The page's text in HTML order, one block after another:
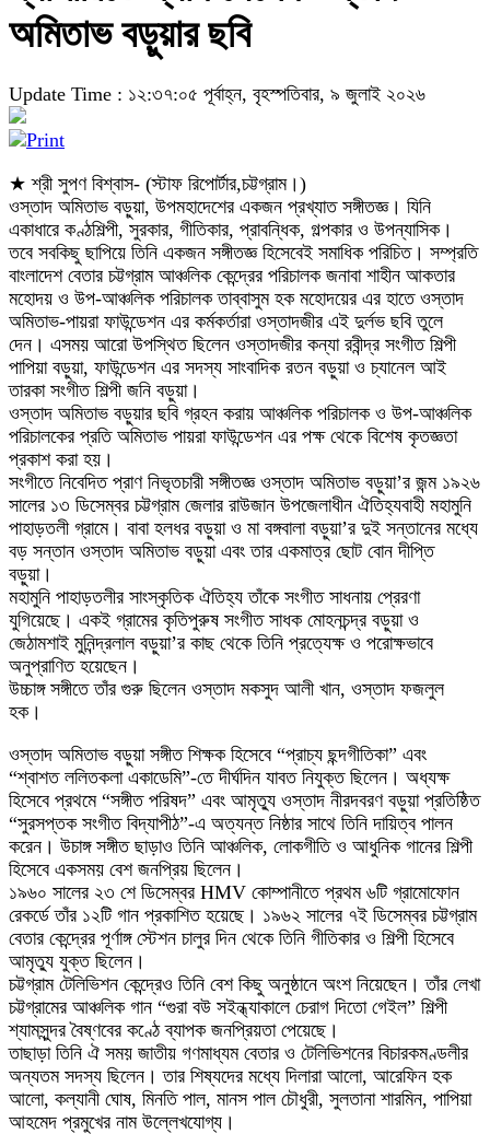
অমিতাভ বড়ুয়ার ছবি
Update Time : ১২:৩৭:০৫ পূর্বাহ্ন, বৃহস্পতিবার, ৯ জুলাই ২০২৬
★ শ্রী সুপণ বিশ্বাস- (স্টাফ রিপোর্টার,চট্টগ্রাম।)
ওস্তাদ অমিতাভ বড়ুয়া, উপমহাদেশের একজন প্রখ্যাত সঙ্গীতজ্ঞ। যিনি
একাধারে কণ্ঠশিল্পী, সুরকার, গীতিকার, প্রাবন্ধিক, গল্পকার ও উপন্যাসিক।
তবে সবকিছু ছাপিয়ে তিনি একজন সঙ্গীতজ্ঞ হিসেবেই সমাধিক পরিচিত। সম্প্রতি
বাংলাদেশ বেতার চট্টগ্রাম আঞ্চলিক কেন্দ্রের পরিচালক জনাবা শাহীন আকতার
মহোদয় ও উপ-আঞ্চলিক পরিচালক তাব্বাসুম হক মহোদয়ের এর হাতে ওস্তাদ
অমিতাভ-পায়রা ফাউন্ডেশন এর কর্মকর্তারা ওস্তাদজীর এই দুর্লভ ছবি তুলে
দেন। এসময় আরো উপস্থিত ছিলেন ওস্তাদজীর কন্যা রবীন্দ্র সংগীত শিল্পী
পাপিয়া বড়ুয়া, ফাউন্ডেশন এর সদস্য সাংবাদিক রতন বড়ুয়া ও চ্যানেল আই
তারকা সংগীত শিল্পী জনি বড়ুয়া।
ওস্তাদ অমিতাভ বড়ুয়ার ছবি গ্রহন করায় আঞ্চলিক পরিচালক ও উপ-আঞ্চলিক
পরিচালকের প্রতি অমিতাভ পায়রা ফাউন্ডেশন এর পক্ষ থেকে বিশেষ কৃতজ্ঞতা
প্রকাশ করা হয়।
সংগীতে নিবেদিত প্রাণ নিভৃতচারী সঙ্গীতজ্ঞ ওস্তাদ অমিতাভ বড়ুয়া’র জন্ম ১৯২৬
সালের ১৩ ডিসেম্বর চট্টগ্রাম জেলার রাউজান উপজেলাধীন ঐতিহ্যবাহী মহামুনি
পাহাড়তলী গ্রামে। বাবা হলধর বড়ুয়া ও মা বঙ্গবালা বড়ুয়া’র দুই সন্তানের মধ্যে
বড় সন্তান ওস্তাদ অমিতাভ বড়ুয়া এবং তার একমাত্র ছোট বোন দীপ্তি
বড়ুয়া।
মহামুনি পাহাড়তলীর সাংস্কৃতিক ঐতিহ্য তাঁকে সংগীত সাধনায় প্রেরণা
যুগিয়েছে। একই গ্রামের কৃতিপুরুষ সংগীত সাধক মোহনচন্দ্র বড়ুয়া ও
জেঠামশাই মুনিন্দ্রলাল বড়ুয়া’র কাছ থেকে তিনি প্রত্যেক্ষ ও পরোক্ষভাবে
অনুপ্রাণিত হয়েছেন।
উচ্চাঙ্গ সঙ্গীতে তাঁর গুরু ছিলেন ওস্তাদ মকসুদ আলী খান, ওস্তাদ ফজলুল
হক।
ওস্তাদ অমিতাভ বড়ুয়া সঙ্গীত শিক্ষক হিসেবে “প্রাচ্য ছন্দগীতিকা” এবং
“শ্বাশত ললিতকলা একাডেমি”-তে দীর্ঘদিন যাবত নিযুক্ত ছিলেন। অধ্যক্ষ
হিসেবে প্রথমে “সঙ্গীত পরিষদ” এবং আমৃত্যু ওস্তাদ নীরদবরণ বড়ুয়া প্রতিষ্ঠিত
“সুরসপ্তক সংগীত বিদ্যাপীঠ”-এ অত্যন্ত নিষ্ঠার সাথে তিনি দায়িত্ব পালন
করেন। উচাঙ্গ সঙ্গীত ছাড়াও তিনি আঞ্চলিক, লোকগীতি ও আধুনিক গানের শিল্পী
হিসেবে একসময় বেশ জনপ্রিয় ছিলেন।
১৯৬০ সালের ২৩ শে ডিসেম্বর HMV কোম্পানীতে প্রথম ৬টি গ্রামোফোন
রেকর্ডে তাঁর ১২টি গান প্রকাশিত হয়েছে। ১৯৬২ সালের ৭ই ডিসেম্বর চট্টগ্রাম
বেতার কেন্দ্রের পূর্ণাঙ্গ স্টেশন চালুর দিন থেকে তিনি গীতিকার ও শিল্পী হিসেবে
আমৃত্যু যুক্ত ছিলেন।
চট্টগ্রাম টেলিভিশন কেন্দ্রেও তিনি বেশ কিছু অনুষ্ঠানে অংশ নিয়েছেন। তাঁর লেখা
চট্টগ্রামের আঞ্চলিক গান “গুরা বউ সইন্ধ্যাকালে চেরাগ দিতো গেইল” শিল্পী
শ্যামসুন্দর বৈষ্ণবের কণ্ঠে ব্যাপক জনপ্রিয়তা পেয়েছে।
তাছাড়া তিনি ঐ সময় জাতীয় গণমাধ্যম বেতার ও টেলিভিশনের বিচারকমণ্ডলীর
অন্যতম সদস্য ছিলেন। তার শিষ্যদের মধ্যে দিলারা আলো, আরেফিন হক
আলো, কল্যানী ঘোষ, মিনতি পাল, মানস পাল চৌধুরী, সুলতানা শারমিন, পাপিয়া
আহমেদ প্রমুখের নাম উল্লেখযোগ্য।